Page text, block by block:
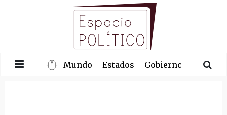
Mundo Estados Gobierno